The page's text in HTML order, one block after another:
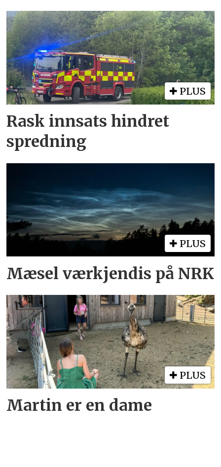
PLUS
Rask innsats hindret
spredning
PLUS
Mæsel værkjendis på NRK
PLUS
Martin er en dame